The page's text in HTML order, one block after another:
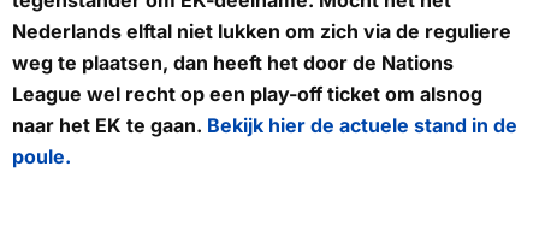
Nederlands elftal niet lukken om zich via de reguliere
weg te plaatsen, dan heeft het door de Nations
League wel recht op een play-off ticket om alsnog
naar het EK te gaan. Bekijk hier de actuele stand in de
poule.